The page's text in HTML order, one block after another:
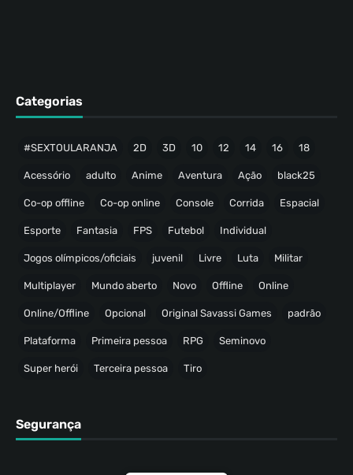
Categorias
#SEXTOULARANJA 2D 3D 10 12 14 16 18
Acessório adulto Anime Aventura Ação black25
Co-op offline Co-op online Console Corrida Espacial
Esporte Fantasia FPS Futebol Individual
Jogos olímpicos/oficiais juvenil Livre Luta Militar
Multiplayer Mundo aberto Novo Offline Online
Online/Offline Opcional Original Savassi Games padrão
Plataforma Primeira pessoa RPG Seminovo
Super herói Terceira pessoa Tiro
Segurança